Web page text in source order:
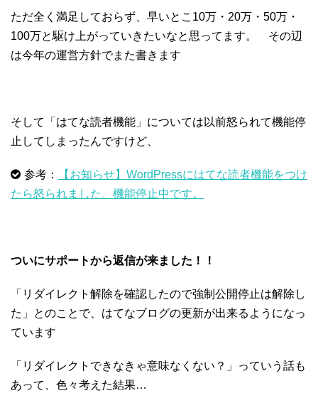
ただ全く満足しておらず、早いとこ10万・20万・50万・
100万と駆け上がっていきたいなと思ってます。 その辺
は今年の運営方針でまた書きます
そして「はてな読者機能」については以前怒られて機能停
止してしまったんですけど、
参考：
【お知らせ】WordPressにはてな読者機能をつけ
たら怒られました、機能停止中です。
ついにサポートから返信が来ました！！
「リダイレクト解除を確認したので強制公開停止は解除し
た」とのことで、はてなブログの更新が出来るようになっ
ています
「リダイレクトできなきゃ意味なくない？」っていう話も
あって、色々考えた結果…